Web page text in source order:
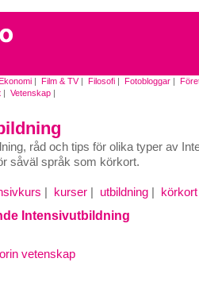
| Film & TV| Filosofi | Fotobloggar |
| Vetenskap |
råd och tips för olika typer av
såväl språk som körkort.
kurser utbildning körkort
Intensivutbildning
vetenskap